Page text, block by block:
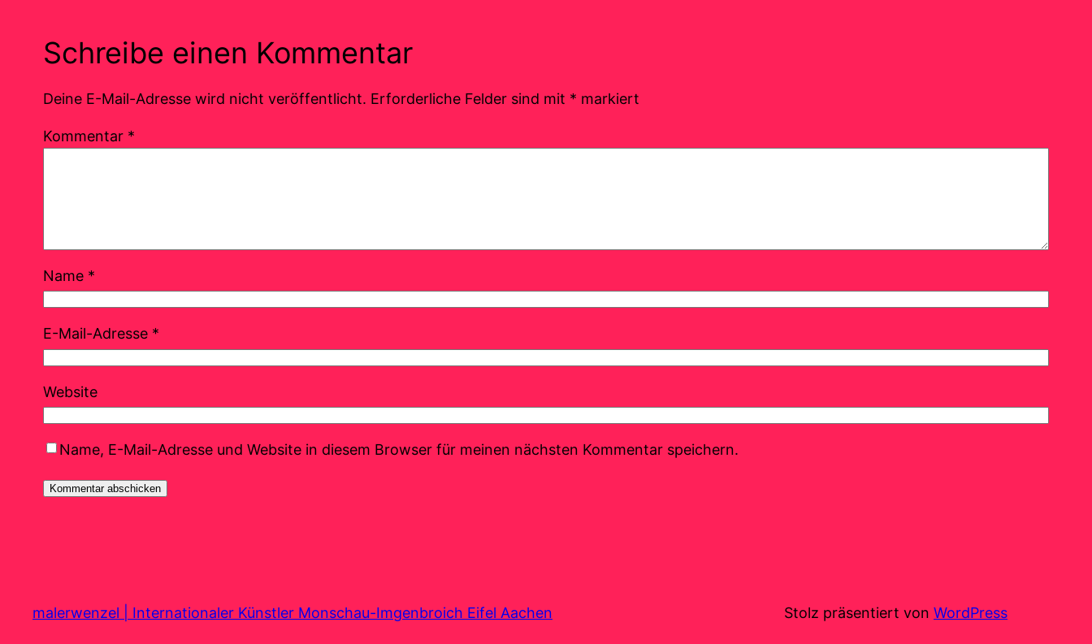
Schreibe einen Kommentar
Deine E-Mail-Adresse wird nicht veröffentlicht. Erforderliche Felder sind mit * markiert
Kommentar *
Name *
E-Mail-Adresse *
Website
Name, E-Mail-Adresse und Website in diesem Browser für meinen nächsten Kommentar speichern.
malerwenzel | Internationaler Künstler Monschau-Imgenbroich Eifel Aachen Stolz präsentiert von WordPress